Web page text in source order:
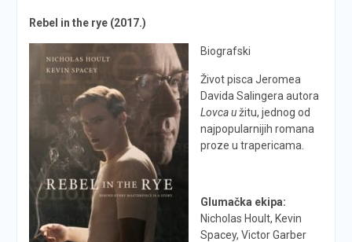
Rebel in the rye (2017.)
Biografski
Život pisca Jeromea
Davida Salingera autora
Lovca užitu, jednog od
najpopularnijih romana
proze u trapericama.
Glumačka ekipa:
Nicholas Hoult, Kevin
Spacey, Victor Garber